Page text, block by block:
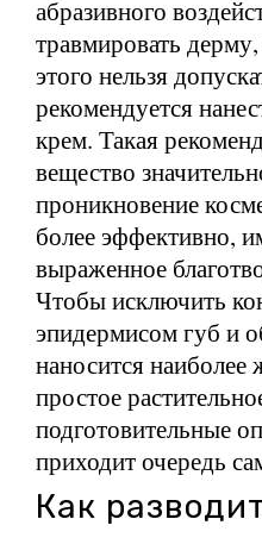
абразивного
травмировать
этого нельзя
рекомендуется
крем. Такая
вещество
проникновение
более эффективно,
выраженное
Чтобы исключить
эпидермисом губ и
наносится
простое
подготовительные
приходит очередь
Как